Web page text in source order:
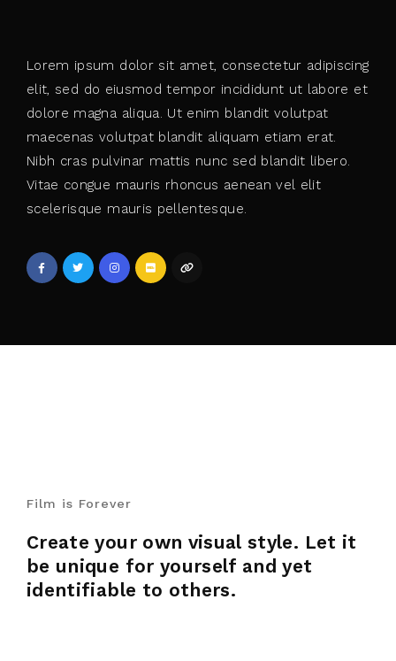
Lorem ipsum dolor sit amet, consectetur adipiscing
elit, sed do eiusmod tempor incididunt ut labore et
dolore magna aliqua. Ut enim blandit volutpat
maecenas volutpat blandit aliquam etiam erat.
Nibh cras pulvinar mattis nunc sed blandit libero.
Vitae congue mauris rhoncus aenean vel elit
scelerisque mauris pellentesque.
Film is Forever
Create your own visual style. Let it
be unique for yourself and yet
identifiable to others.